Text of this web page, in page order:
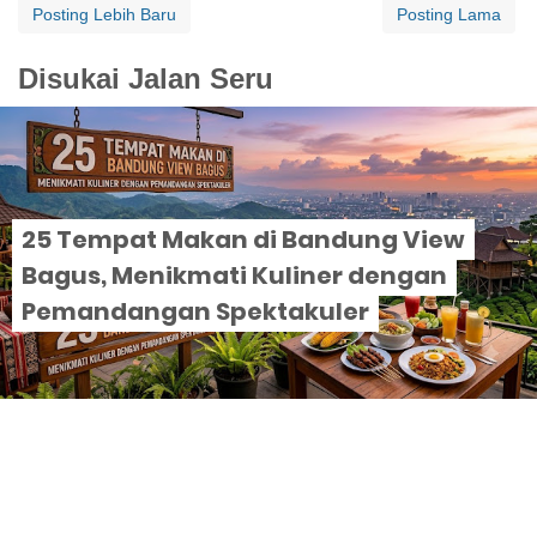
Posting Lebih Baru Posting Lama
Disukai Jalan Seru
25 Tempat Makan di Bandung View
Bagus, Menikmati Kuliner dengan
Pemandangan Spektakuler